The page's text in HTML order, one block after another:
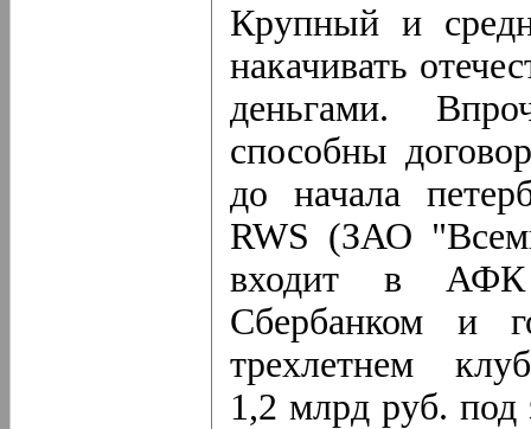
Крупный и
накачивать
деньгами.
способны
до начала
RWS (ЗАО
входит в АФК
Сбербанком и
трехлетнем
1,2 млрд руб. под